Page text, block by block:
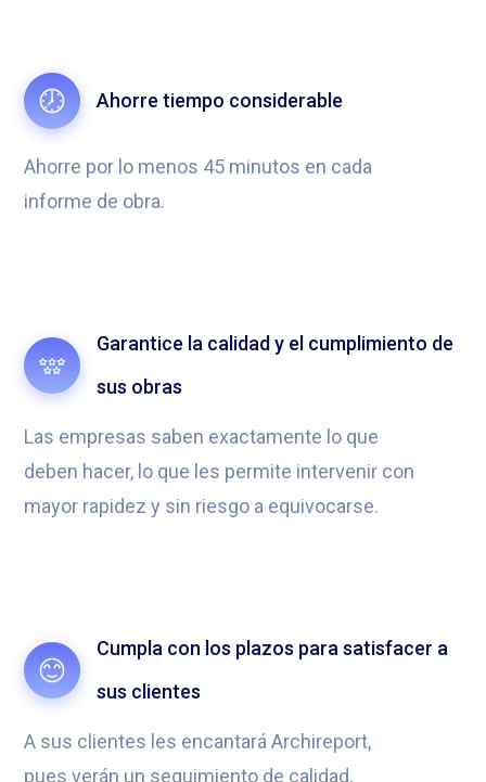
Ahorre tiempo considerable
Ahorre por lo menos 45 minutos en cada
informe de obra.
Garantice la calidad y el cumplimiento de
sus obras
Las empresas saben exactamente lo que
deben hacer, lo que les permite intervenir con
mayor rapidez y sin riesgo a equivocarse.
Cumpla con los plazos para satisfacer a
sus clientes
A sus clientes les encantará Archireport,
pues verán un seguimiento de calidad,